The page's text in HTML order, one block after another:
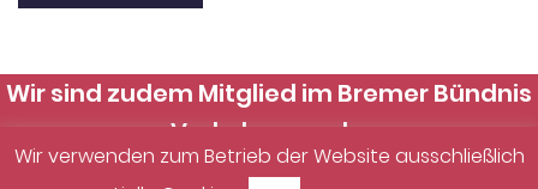
l
e
Wir sind zudem Mitglied im Bremer Bündnis
Verkehrswende.
Wir verwenden zum Betrieb der Website ausschließlich